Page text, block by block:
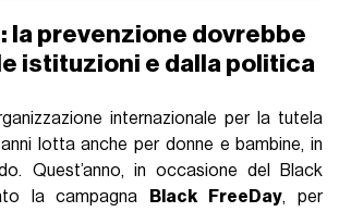
la prevenzione dovrebbe
istituzioni e dalla politica
internazionale per la tutela
lotta anche per donne e bambine, in
Quest’anno, in occasione del Black
la campagna
Black FreeDay, per